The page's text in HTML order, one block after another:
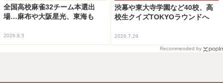
全国高校麻雀32チーム本選出
場…麻布や大阪星光、東海も
2026.8.5
渋幕や東大寺学園など40校、高
校生クイズTOKYOラウンドへ
2026.7.29
Recommended by